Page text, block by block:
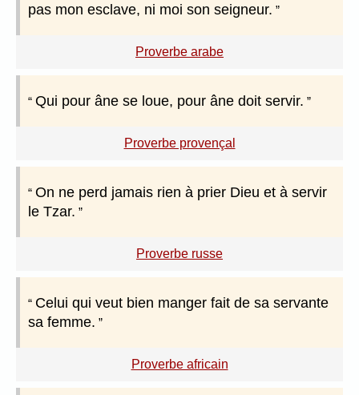
pas mon esclave, ni moi son seigneur.
Proverbe arabe
Qui pour âne se loue, pour âne doit servir.
Proverbe provençal
On ne perd jamais rien à prier Dieu et à servir
le Tzar.
Proverbe russe
Celui qui veut bien manger fait de sa servante
sa femme.
Proverbe africain